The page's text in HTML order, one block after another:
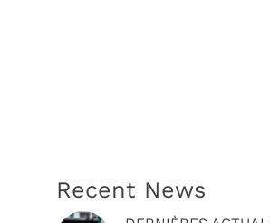
Recent News